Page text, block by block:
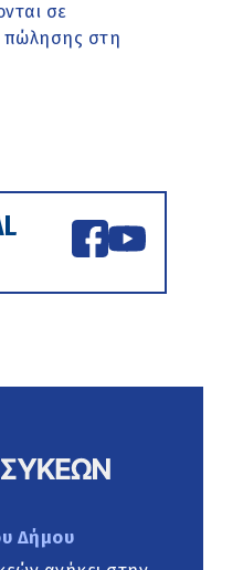
σε
πώλησης στη
Δήμου